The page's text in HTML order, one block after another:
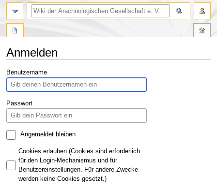
Anmelden
Zur
Navigation
springen
Zur
Suche
springen
Benutzername
Passwort
Angemeldet bleiben
Cookies erlauben (Cookies sind erforderlich
für den Login-Mechanismus und für
Benutzereinstellungen. Für andere Zwecke
werden keine Cookies gesetzt.)